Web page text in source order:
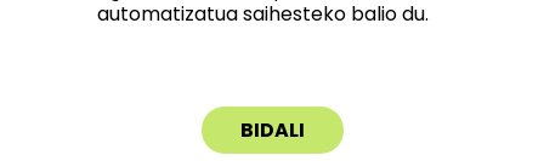
automatizatua saihesteko balio du.